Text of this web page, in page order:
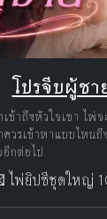
โปรจีบผู้ชา
ข้าถึงหัวใจเขา ไพ่
วรเข้าหาแบบไหนถึ
อีกต่อไป
ไพ่ยิปซีชุดใหญ่